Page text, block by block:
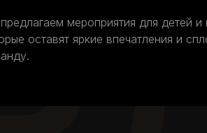
мероприятия для детей и
оставят яркие впечатления и